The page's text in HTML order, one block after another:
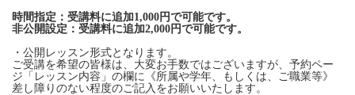
時間指定：受講料に追加1,000円で可能です。
非公開設定：受講料に追加2,000円で可能です。
・公開レッスン形式となります。
ご受講を希望の皆様は、大変お手数ではございますが、予約ペー
ジ「レッスン内容」の欄に《所属や学年、もしくは、ご職業等》
差し障りのない程度のご記入をお願いいたします。